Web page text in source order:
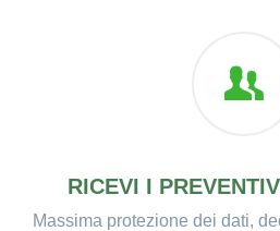
RICEVI I
Massima protezione dei dati,